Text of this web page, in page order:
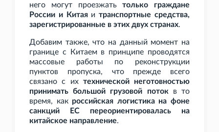
него могут проезжатьтолько граждане
России и Китаяитранспортные средства,
зарегистрированные в этих двух странах.
Добавим также, что на данный момент на
границе с Китаем в принципе проводятся
массовые работы по реконструкции
пунктов пропуска, что прежде всего
связано с их технической неготовностью
принимать большой грузовой поток в то
время, как российская логистика на фоне
санкций ЕС переориентировалась на
китайское направление.